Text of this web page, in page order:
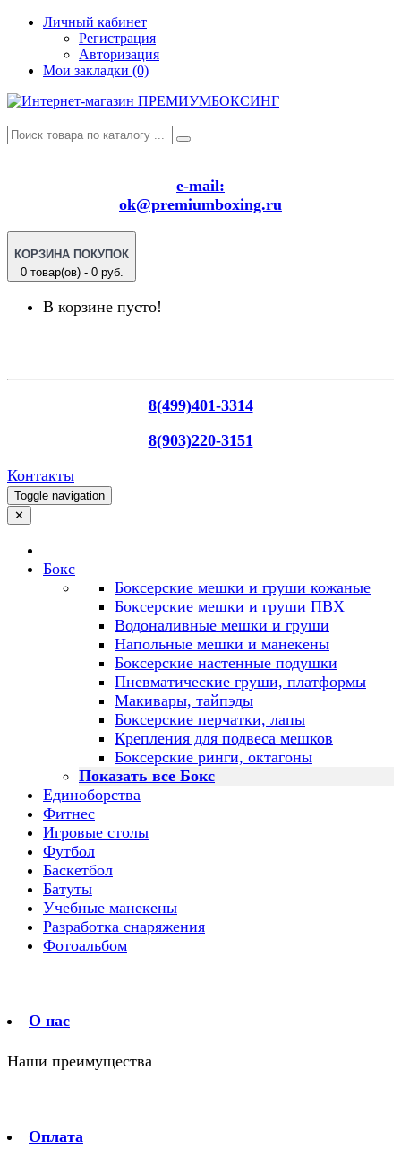
Личный кабинет
Регистрация
Авторизация
Мои закладки (0)
e-mail:
ok@premiumboxing.ru
КОРЗИНА ПОКУПОК
0 товар(ов) - 0 руб.
В корзине пусто!
8(499)401-3314
8(903)220-3151
Контакты
Toggle navigation
✕
Бокс
Боксерские мешки и груши кожаные
Боксерские мешки и груши ПВХ
Водоналивные мешки и груши
Напольные мешки и манекены
Боксерские настенные подушки
Пневматические груши, платформы
Макивары, тайпэды
Боксерские перчатки, лапы
Крепления для подвеса мешков
Боксерские ринги, октагоны
Показать все Бокс
Единоборства
Фитнес
Игровые столы
Футбол
Баскетбол
Батуты
Учебные манекены
Разработка снаряжения
Фотоальбом
О нас
Наши преимущества
Оплата